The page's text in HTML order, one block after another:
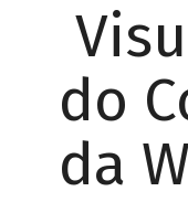
do
da